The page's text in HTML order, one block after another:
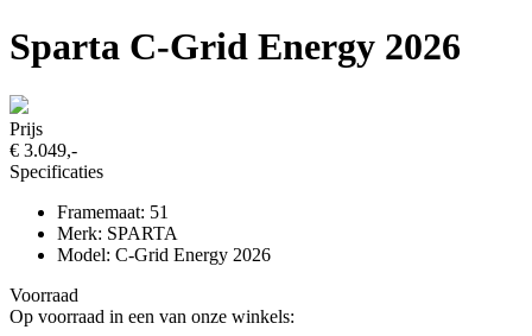
Sparta C-Grid Energy 2026
Prijs
€ 3.049,-
Specificaties
Framemaat: 51
Merk: SPARTA
Model: C-Grid Energy 2026
Voorraad
Op voorraad in een van onze winkels: